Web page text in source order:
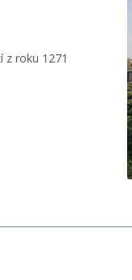
z roku 1271